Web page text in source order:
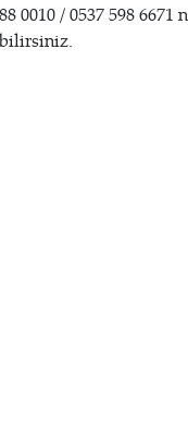
0010 / 0537 598